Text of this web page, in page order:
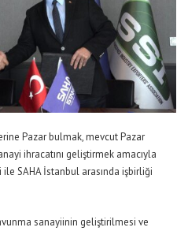
Pazar bulmak, mevcut Pazar
ihracatını geliştirmek amacıyla
SAHA İstanbul arasında işbirliği
sanayiinin geliştirilmesi ve